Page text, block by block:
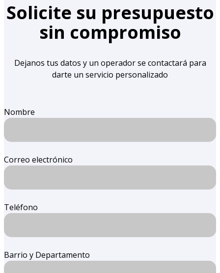
Solicite su presupuesto
sin compromiso
Dejanos tus datos y un operador se contactará para
darte un servicio personalizado
Nombre
Correo electrónico
Teléfono
Barrio y Departamento